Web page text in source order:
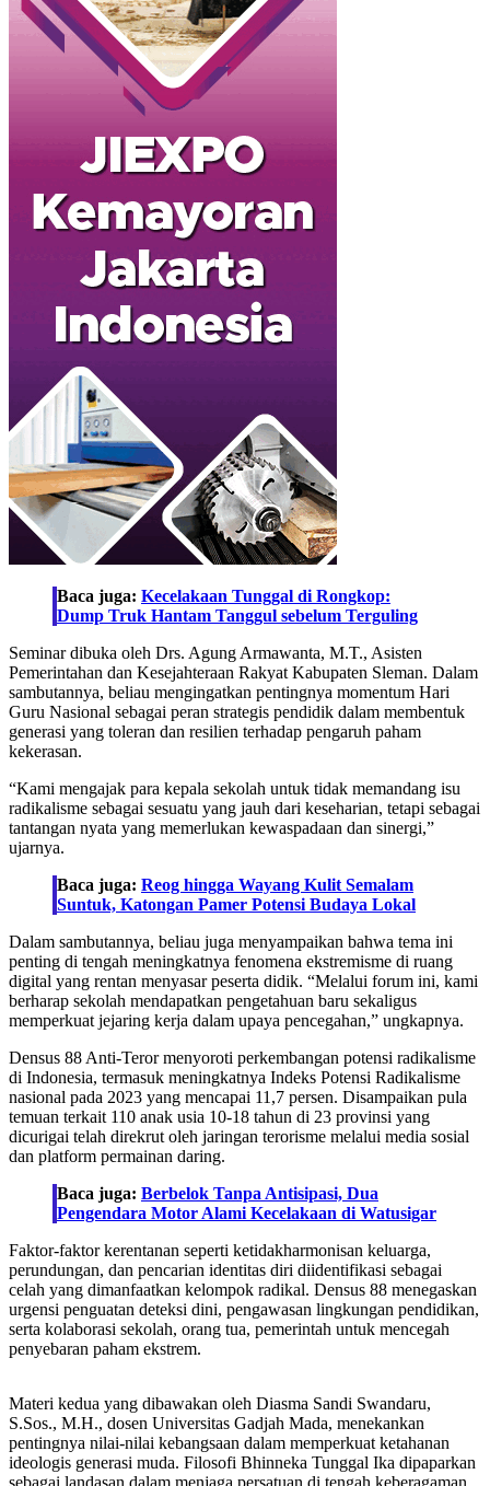
Baca juga: Kecelakaan Tunggal di Rongkop:
Dump Truk Hantam Tanggul sebelum Terguling
Seminar dibuka oleh Drs. Agung Armawanta, M.T., Asisten
Pemerintahan dan Kesejahteraan Rakyat Kabupaten Sleman. Dalam
sambutannya, beliau mengingatkan pentingnya momentum Hari
Guru Nasional sebagai peran strategis pendidik dalam membentuk
generasi yang toleran dan resilien terhadap pengaruh paham
kekerasan.
“Kami mengajak para kepala sekolah untuk tidak memandang isu
radikalisme sebagai sesuatu yang jauh dari keseharian, tetapi sebagai
tantangan nyata yang memerlukan kewaspadaan dan sinergi,”
ujarnya.
Baca juga: Reog hingga Wayang Kulit Semalam
Suntuk, Katongan Pamer Potensi Budaya Lokal
Dalam sambutannya, beliau juga menyampaikan bahwa tema ini
penting di tengah meningkatnya fenomena ekstremisme di ruang
digital yang rentan menyasar peserta didik. “Melalui forum ini, kami
berharap sekolah mendapatkan pengetahuan baru sekaligus
memperkuat jejaring kerja dalam upaya pencegahan,” ungkapnya.
Densus 88 Anti-Teror menyoroti perkembangan potensi radikalisme
di Indonesia, termasuk meningkatnya Indeks Potensi Radikalisme
nasional pada 2023 yang mencapai 11,7 persen. Disampaikan pula
temuan terkait 110 anak usia 10-18 tahun di 23 provinsi yang
dicurigai telah direkrut oleh jaringan terorisme melalui media sosial
dan platform permainan daring.
Baca juga: Berbelok Tanpa Antisipasi, Dua
Pengendara Motor Alami Kecelakaan di Watusigar
Faktor-faktor kerentanan seperti ketidakharmonisan keluarga,
perundungan, dan pencarian identitas diri diidentifikasi sebagai
celah yang dimanfaatkan kelompok radikal. Densus 88 menegaskan
urgensi penguatan deteksi dini, pengawasan lingkungan pendidikan,
serta kolaborasi sekolah, orang tua, pemerintah untuk mencegah
penyebaran paham ekstrem.
Materi kedua yang dibawakan oleh Diasma Sandi Swandaru,
S.Sos., M.H., dosen Universitas Gadjah Mada, menekankan
pentingnya nilai-nilai kebangsaan dalam memperkuat ketahanan
ideologis generasi muda. Filosofi Bhinneka Tunggal Ika dipaparkan